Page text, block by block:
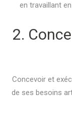
en travaillant
2.
Concevoir et
de ses besoins